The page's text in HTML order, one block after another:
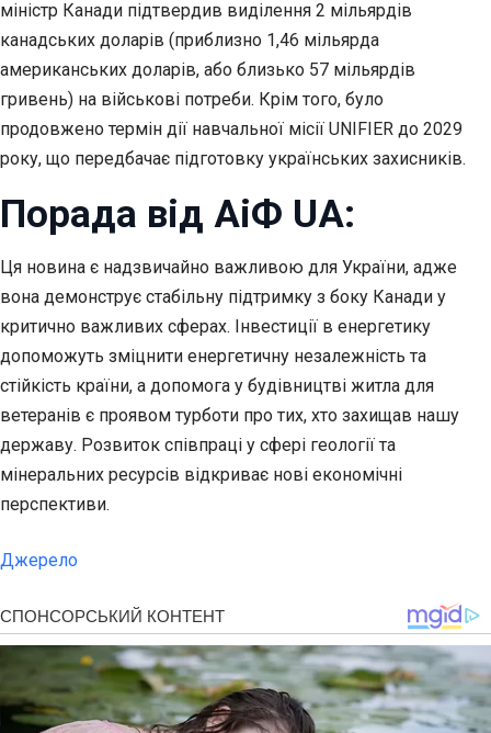
міністр Канади підтвердив виділення 2 мільярдів
канадських доларів (приблизно 1,46 мільярда
американських доларів, або близько 57 мільярдів
гривень) на військові потреби. Крім того, було
продовжено термін дії навчальної місії UNIFIER до 2029
року, що передбачає підготовку українських захисників.
Порада від АіФ UA:
Ця новина є надзвичайно важливою для України, адже
вона демонструє стабільну підтримку з боку Канади у
критично важливих сферах. Інвестиції в енергетику
допоможуть зміцнити енергетичну незалежність та
стійкість країни, а допомога у будівництві житла для
ветеранів є проявом турботи про тих, хто захищав нашу
державу. Розвиток співпраці у сфері геології та
мінеральних ресурсів відкриває нові економічні
перспективи.
Джерело